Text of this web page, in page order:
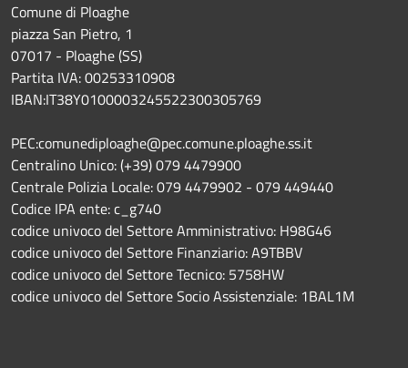
Comune di Ploaghe
piazza San Pietro, 1
07017 - Ploaghe (SS)
Partita IVA: 00253310908
IBAN:IT38Y0100003245522300305769
PEC:comunediploaghe@pec.comune.ploaghe.ss.it
Centralino Unico: (+39) 079 4479900
Centrale Polizia Locale: 079 4479902 - 079 449440
Codice IPA ente: c_g740
codice univoco del Settore Amministrativo: H98G46
codice univoco del Settore Finanziario: A9TBBV
codice univoco del Settore Tecnico: 5758HW
codice univoco del Settore Socio Assistenziale: 1BAL1M